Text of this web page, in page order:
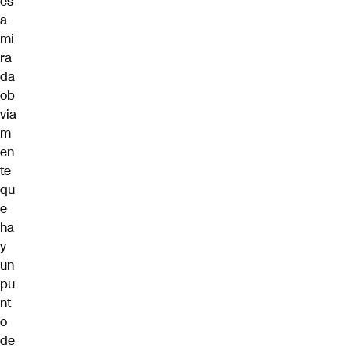
a
mi
ra
da
ob
via
m
en
te
qu
e
ha
y
un
pu
nt
o
de